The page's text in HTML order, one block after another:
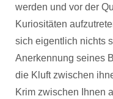
werden und vor der
Kuriositäten
sich eigentlich nichts
Anerkennung seines
die Kluft zwischen
Krim zwischen Ihnen